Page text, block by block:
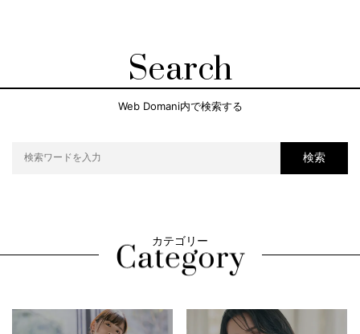
Search
Web Domani内で検索する
検索
カテゴリー